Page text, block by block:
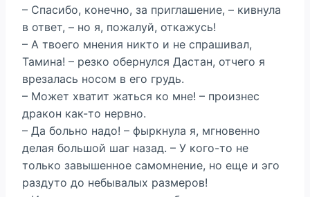
– Спасибо, конечно, за приглашение, – кивнула
в ответ, – но я, пожалуй, откажусь!
– А твоего мнения никто и не спрашивал,
Тамина! – резко обернулся Дастан, отчего я
врезалась носом в его грудь.
– Может хватит жаться ко мне! – произнес
дракон как-то нервно.
– Да больно надо! – фыркнула я, мгновенно
делая большой шаг назад. – У кого-то не
только завышенное самомнение, но еще и эго
раздуто до небывалых размеров!